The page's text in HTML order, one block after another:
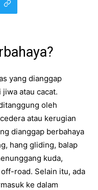
yang dianggap
atau cacat.
oleh
atau kerugian
dianggap berbahaya
hang gliding, balap
kuda,
road. Selain itu, ada
ke dalam